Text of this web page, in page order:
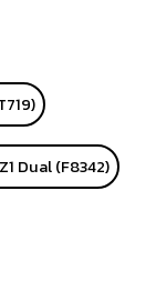
Dual (F8342)